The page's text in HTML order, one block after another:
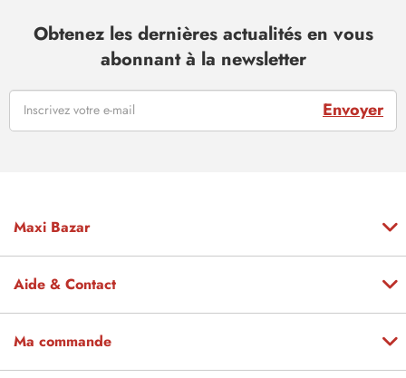
Obtenez les dernières actualités en vous
abonnant à la newsletter
Envoyer
Maxi Bazar
Aide & Contact
Ma commande